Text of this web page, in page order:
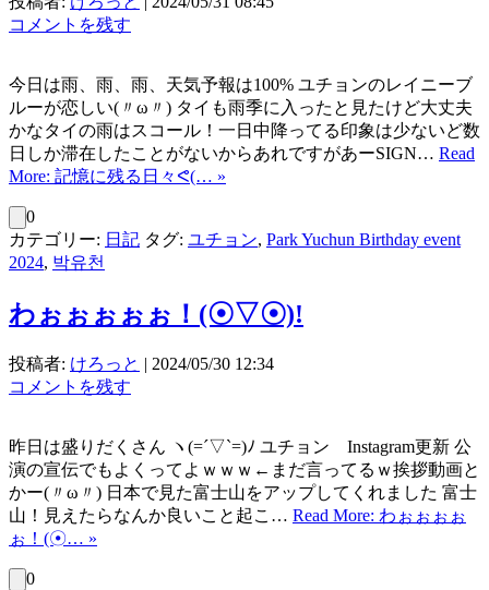
コメントを残す
今日は雨、雨、雨、天気予報は100% ユチョンのレイニーブ
ルーが恋しい(〃ω〃) タイも雨季に入ったと見たけど大丈夫
かなタイの雨はスコール！一日中降ってる印象は少ないど数
日しか滞在したことがないからあれですがあーSIGN… Read
More: 記憶に残る日々ᕙ⁠(… »
0
カテゴリー: 日記 タグ: ユチョン, Park Yuchun Birthday event
2024, 박유천
わぉぉぉぉぉ！(⁠☉⁠▽☉⁠)⁠!
投稿者: けろっと | 2024/05/30 12:34
コメントを残す
昨日は盛りだくさん ヽ(=´▽`=)ﾉ ユチョン Instagram更新 公
演の宣伝でもよくってよｗｗｗ←まだ言ってるｗ挨拶動画と
かー(〃ω〃) 日本で見た富士山をアップしてくれました 富士
山！見えたらなんか良いこと起こ… Read More: わぉぉぉぉ
ぉ！(⁠☉… »
0